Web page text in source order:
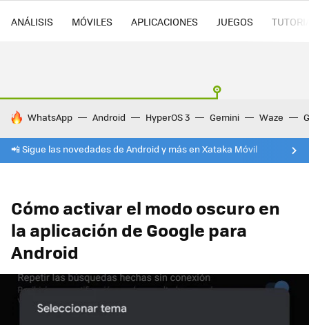
ANÁLISIS MÓVILES APLICACIONES JUEGOS
HOY SE HABLA DE
WhatsApp Android HyperOS 3 Gemini Waze
📲 Sigue las novedades de Android y más en Xataka Móvil
Cómo activar el modo oscuro en
la aplicación de Google para
Android